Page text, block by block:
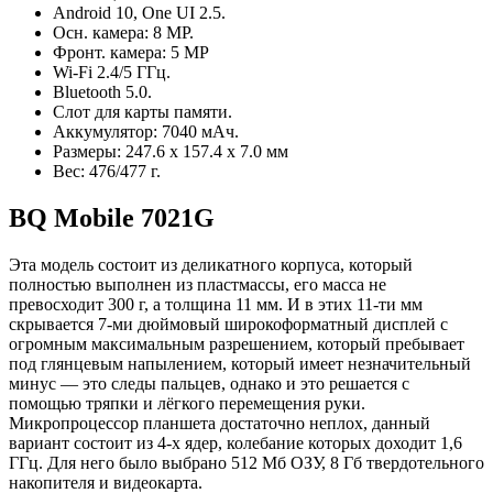
Android 10, One UI 2.5.
Осн. камера: 8 MP.
Фронт. камера: 5 MP
Wi-Fi 2.4/5 ГГц.
Bluetooth 5.0.
Слот для карты памяти.
Аккумулятор: 7040 мАч.
Размеры: 247.6 х 157.4 х 7.0 мм
Вес: 476/477 г.
BQ Mobile 7021G
Эта модель состоит из деликатного корпуса, который
полностью выполнен из пластмассы, его масса не
превосходит 300 г, а толщина 11 мм. И в этих 11-ти мм
скрывается 7-ми дюймовый широкоформатный диcплeй с
огромным максимальным разрешением, который пребывает
под глянцевым напылением, который имеет незначительный
минус — это следы пальцев, однако и это решается с
помощью тряпки и лёгкого перемещения руки.
Микропроцессор планшета достаточно неплох, данный
вариант состоит из 4-х ядер, колебание которых доходит 1,6
ГГц. Для него было выбрано 512 Мб ОЗУ, 8 Гб твердотельного
накопителя и видеокарта.